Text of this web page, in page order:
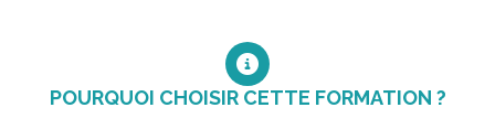
POURQUOI CHOISIR CETTE FORMATION ?